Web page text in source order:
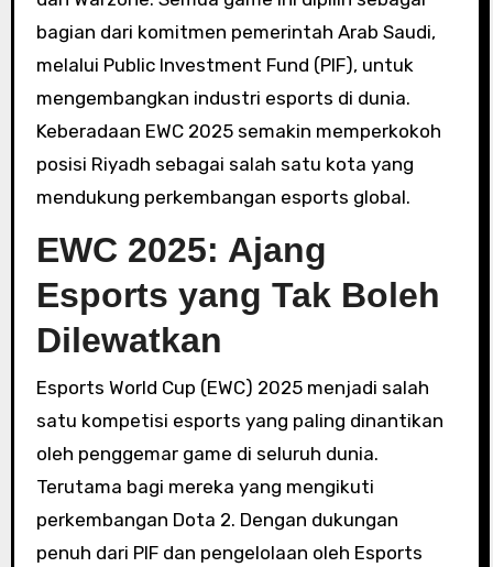
bagian dari komitmen pemerintah Arab Saudi,
melalui Public Investment Fund (PIF), untuk
mengembangkan industri esports di dunia.
Keberadaan EWC 2025 semakin memperkokoh
posisi Riyadh sebagai salah satu kota yang
mendukung perkembangan esports global.
EWC 2025: Ajang
Esports yang Tak Boleh
Dilewatkan
Esports World Cup (EWC) 2025 menjadi salah
satu kompetisi esports yang paling dinantikan
oleh penggemar game di seluruh dunia.
Terutama bagi mereka yang mengikuti
perkembangan Dota 2. Dengan dukungan
penuh dari PIF dan pengelolaan oleh Esports